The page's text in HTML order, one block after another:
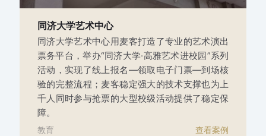
同济大学艺术中心
同济大学艺术中心用麦客打造了专业的艺术演出
票务平台，举办“同济大学·高雅艺术进校园”系列
活动，实现了线上报名—领取电子门票—到场核
验的完整流程；麦客稳定强大的技术支撑也为上
千人同时参与抢票的大型校级活动提供了稳定保
障。
教育 查看案例